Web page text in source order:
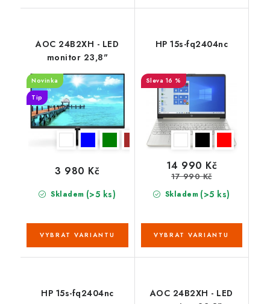
AOC 24B2XH - LED
monitor 23,8"
Novinka
Tip
Skladem (>5 ks)
3 980 Kč
HP 15s-fq2404nc
16 %
Skladem (>5 ks)
14 990 Kč
17 990 Kč
HP 15s-fq2404nc
AOC 24B2XH - LED